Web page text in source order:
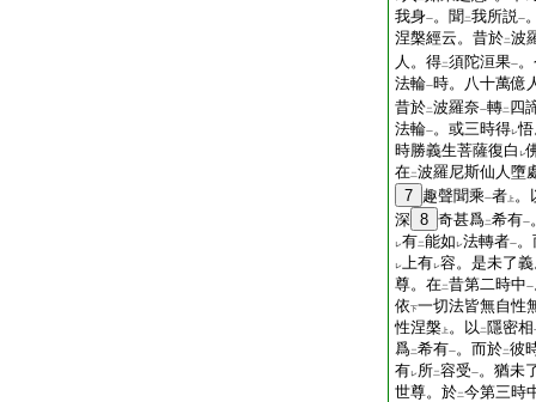
我身一。聞 二我所説一
涅槃經云。昔於二波
人。得二須陀洹果一
法輪一時。八十萬億
昔於二波羅奈一轉二 四
法輪一。或三時得レ
時勝義生菩薩復白 レ
在二波羅尼斯仙人墮
7 趣聲聞乘一者 上 。
深 8 奇甚爲二希有一
レ有二能如 レ法轉者一。
レ上有レ容。是未了
尊。在二昔第二時中一
依下一切法皆無自性
性涅槃 上 。以 二 隱密相
爲二希有一。而於二彼
有レ所二容受一。猶未
世尊。於二今第三時